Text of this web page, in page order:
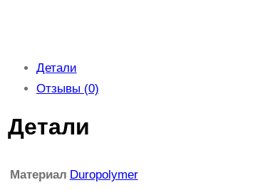
Детали
Отзывы (0)
Детали
Материал Duropolymer